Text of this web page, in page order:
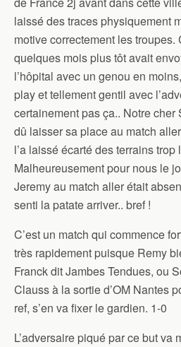
laissé des traces physiquement
motive correctement les troupes.
quelques mois plus tôt avait
l’hôpital avec un genou en
play et tellement gentil avec
certainement pas ça.. Notre
dû laisser sa place au match
l’a laissé écarté des terrains trop
Malheureusement pour nous le
Jeremy au match aller était
senti la patate arriver.. bref !
C’est un match qui commence
très rapidement puisque Remy
Franck dit Jambes Tendues, ou
Clauss à la sortie d’OM Nantes
ref, s’en va fixer le gardien. 1-0
L’adversaire piqué par ce but va